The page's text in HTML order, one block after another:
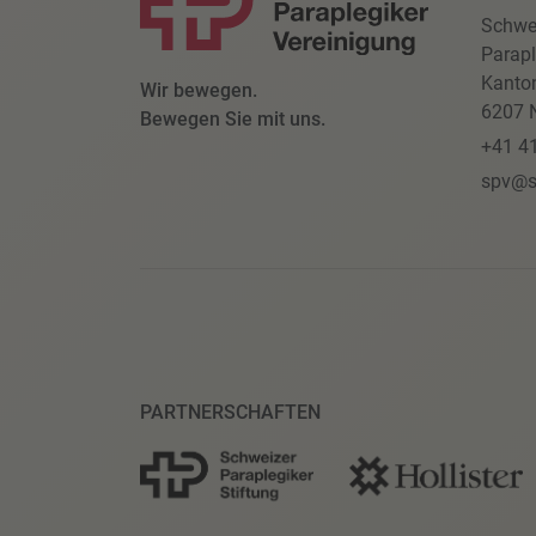
Wir bewegen.
Bewegen Sie mit uns.
6207
+41
PARTNERSCHAFTEN